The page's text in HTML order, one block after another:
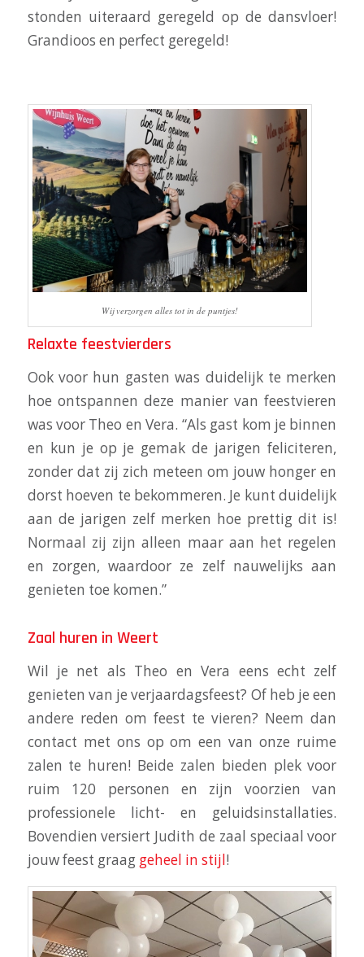
stonden uiteraard geregeld op de dansvloer!
Grandioos en perfect geregeld!
Wij verzorgen alles tot in de puntjes!
Relaxte feestvierders
Ook voor hun gasten was duidelijk te merken
hoe ontspannen deze manier van feestvieren
was voor Theo en Vera. “Als gast kom je binnen
en kun je op je gemak de jarigen feliciteren,
zonder dat zij zich meteen om jouw honger en
dorst hoeven te bekommeren. Je kunt duidelijk
aan de jarigen zelf merken hoe prettig dit is!
Normaal zij zijn alleen maar aan het regelen
en zorgen, waardoor ze zelf nauwelijks aan
genieten toe komen.”
Zaal huren in Weert
Wil je net als Theo en Vera eens echt zelf
genieten van je verjaardagsfeest? Of heb je een
andere reden om feest te vieren? Neem dan
contact met ons op om een van onze ruime
zalen te huren! Beide zalen bieden plek voor
ruim 120 personen en zijn voorzien van
professionele licht- en geluidsinstallaties.
Bovendien versiert Judith de zaal speciaal voor
jouw feest graag geheel in stijl!